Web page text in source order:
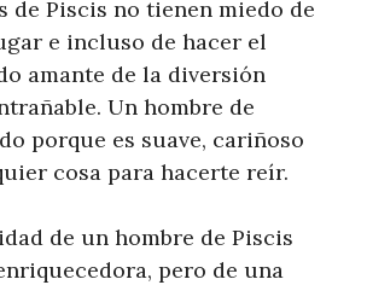
de Piscis no tienen miedo de
e incluso de hacer el
amante de la diversión
Un hombre de
porque es suave, cariñoso
cosa para hacerte reír.
de un hombre de Piscis
pero de una